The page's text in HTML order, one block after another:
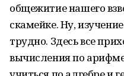
общежитие нашего
скамейке. Ну,
трудно. Здесь все
вычисления по